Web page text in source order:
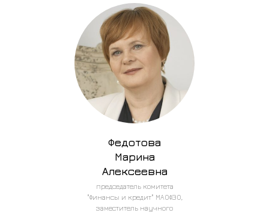
Федотова
Марина
Алексеевна
председатель комитета
"Финансы и кредит" МАОФЭО,
заместитель научного